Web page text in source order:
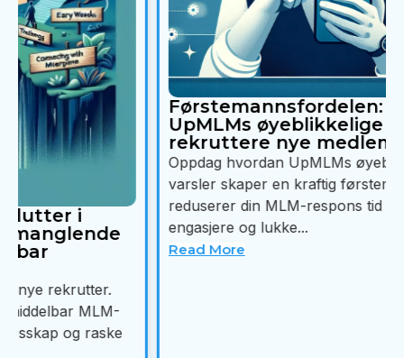
Førstemannsfordelen: Bruk
UpMLMs øyeblikkelige varsler til å
rekruttere nye medlemmer
Oppdag hvordan UpMLMs øyeblikkelige lead-
varsler skaper en kraftig førstemannsfordel, og
reduserer din MLM-respons tid drastisk for å
engasjere og lukke...
Read More